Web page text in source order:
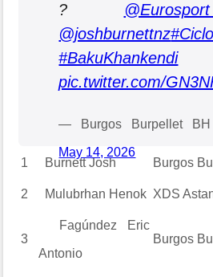
?
@joshburnettnz
#BakuKhankendi
pic.twitter.com/
— Burgos Burpellet BH
May 14, 2026
1 BurnettJosh Burgos
2 Mulubrhan Henok XDS
3
Fagúndez Eric
Antonio
Burgos